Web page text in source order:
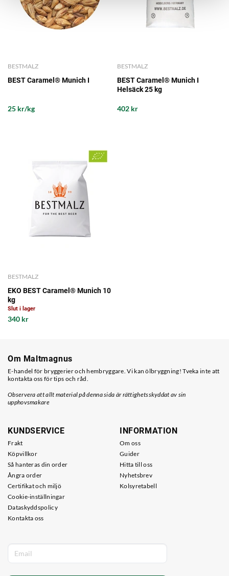
BESTMALZ
BEST Caramel® Munich I
25 kr/kg
BESTMALZ
BEST Caramel® Munich I
Helsäck 25 kg
402 kr
BESTMALZ
EKO BEST Caramel® Munich 10
kg
Slut i lager
340 kr
Om Maltmagnus
E-handel för bryggerier och hembryggare. Vi kan ölbryggning! Tveka inte att
kontakta oss för tips och råd.
Observera att allt material på denna sida är rättighetsskyddat av sin
upphovsmakare
KUNDSERVICE
Frakt
Köpvillkor
Så hanteras din order
Ångra order
Certifikat och miljö
Cookie-inställningar
Dataskyddspolicy
Kontakta oss
INFORMATION
Om oss
Guider
Hitta till oss
Nyhetsbrev
Kolsyretabell